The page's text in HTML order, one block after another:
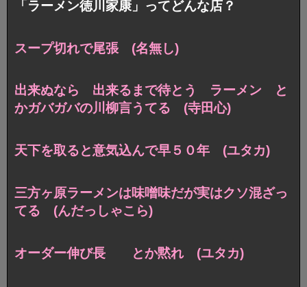
「ラーメン徳川家康」ってどんな店？
スープ切れで尾張 (名無し)
出来ぬなら 出来るまで待とう ラーメン と
かガバガバの川柳言うてる (寺田心)
天下を取ると意気込んで早５０年 (ユタカ)
三方ヶ原ラーメンは味噌味だが実はクソ混ざっ
てる (んだっしゃこら)
オーダー伸び長 とか黙れ (ユタカ)